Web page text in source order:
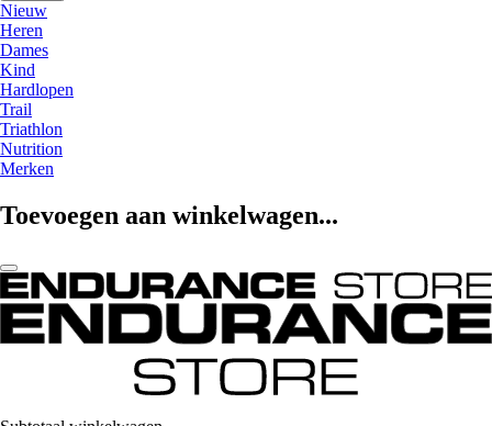
Nieuw
Heren
Dames
Kind
Hardlopen
Trail
Triathlon
Nutrition
Merken
Toevoegen aan winkelwagen...